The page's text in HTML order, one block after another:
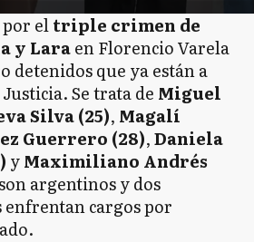
eltriple crimen de
y Laraen Florencio Varela
detenidos que ya están a
Se trata de Miguel
Silva (25), Magalí
Guerrero (28),Daniela
yMaximiliano Andrés
argentinos y dos
enfrentan cargos por